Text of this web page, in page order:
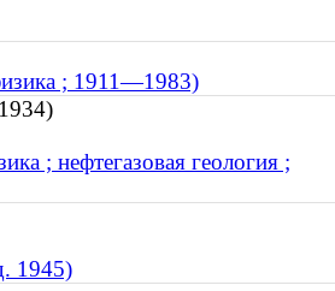
; 1911—1983)
; нефтегазовая геология ;
1945)